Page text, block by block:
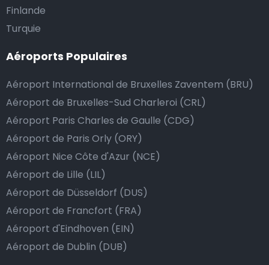
Finlande
Turquie
Aéroports Populaires
Aéroport International de Bruxelles Zaventem (BRU)
Aéroport de Bruxelles-Sud Charleroi (CRL)
Aéroport Paris Charles de Gaulle (CDG)
Aéroport de Paris Orly (ORY)
Aéroport Nice Côte d'Azur (NCE)
Aéroport de Lille (LIL)
Aéroport de Düsseldorf (DUS)
Aéroport de Francfort (FRA)
Aéroport d'Eindhoven (EIN)
Aéroport de Dublin (DUB)